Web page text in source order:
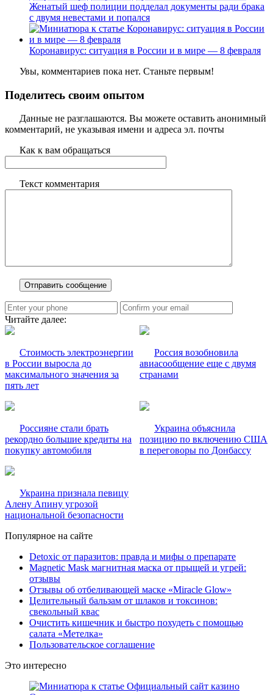
Женатый шеф полиции подделал документы ради брака
с двумя невестами и попался
Коронавирус: ситуация в России и в мире — 8 февраля
Увы, комментариев пока нет. Станьте первым!
Поделитесь своим опытом
Данные не разглашаются. Вы можете оставить анонимный
комментарий, не указывая имени и адреса эл. почты
Как к вам обращаться
Текст комментария
Читайте далее:
Стоимость электроэнергии
в России выросла до
максимального значения за
пять лет
Россия возобновила
авиасообщение еще с двумя
странами
Россияне стали брать
рекордно большие кредиты на
покупку автомобиля
Украина объяснила
позицию по включению США
в переговоры по Донбассу
Украина признала певицу
Алену Апину угрозой
национальной безопасности
Популярное на сайте
Detoxic от паразитов: правда и мифы о препарате
Magnetic Mask магнитная маска от прыщей и угрей:
отзывы
Отзывы об отбеливающей маске «Miracle Glow»
Целительный бальзам от шлаков и токсинов:
свекольный квас
Очистить кишечник и быстро похудеть с помощью
салата «Метелка»
Пользовательское соглашение
Это интересно